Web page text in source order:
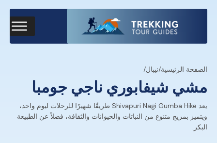
الصفحة الرئيسية/نيبال/
مشي شيفابوري ناجي جومبا
يعد Shivapuri Nagi Gumba Hike طريقًا شهيرًا للرحلات ليوم واحد،
ويتميز بمزيج متنوع من النباتات والحيوانات والثقافة، فضلاً عن الطبيعة
البكر.